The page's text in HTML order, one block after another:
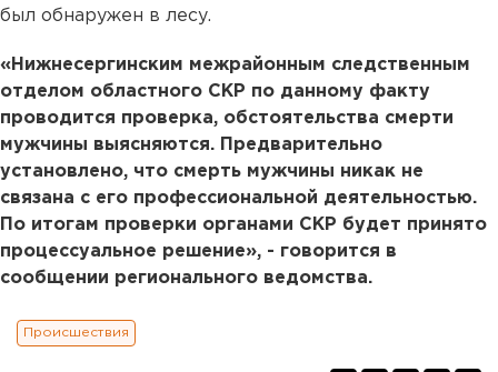
был обнаружен в лесу.
«Нижнесергинским межрайонным следственным
отделом областного СКР по данному факту
проводится проверка, обстоятельства смерти
мужчины выясняются. Предварительно
установлено, что смерть мужчины никак не
связана с его профессиональной деятельностью.
По итогам проверки органами СКР будет принято
процессуальное решение», - говорится в
сообщении регионального ведомства.
Происшествия